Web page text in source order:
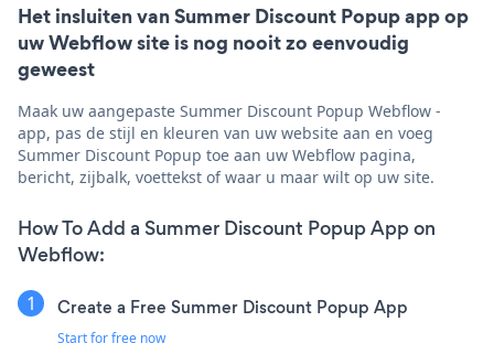
Het insluiten van Summer Discount Popup app op
uw Webflow site is nog nooit zo eenvoudig
geweest
Maak uw aangepaste Summer Discount Popup Webflow -
app, pas de stijl en kleuren van uw website aan en voeg
Summer Discount Popup toe aan uw Webflow pagina,
bericht, zijbalk, voettekst of waar u maar wilt op uw site.
How To Add a Summer Discount Popup App on
Webflow:
Create a Free Summer Discount Popup App
Start for free now